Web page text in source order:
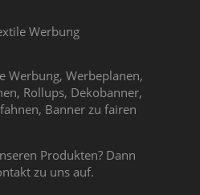
Werbung, Werbeplanen,
Rollups, Dekobanner,
Banner zu fairen
Produkten? Dann
zu uns auf.